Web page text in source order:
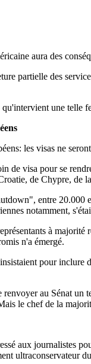
aura des
partielle des
une telle
les visas ne
de visa pour se
de Chypre, de
entre 20.000
notamment,
à
n'a émergé.
pour
au Sénat un
le chef de la
aux journalistes
ultraconservateur